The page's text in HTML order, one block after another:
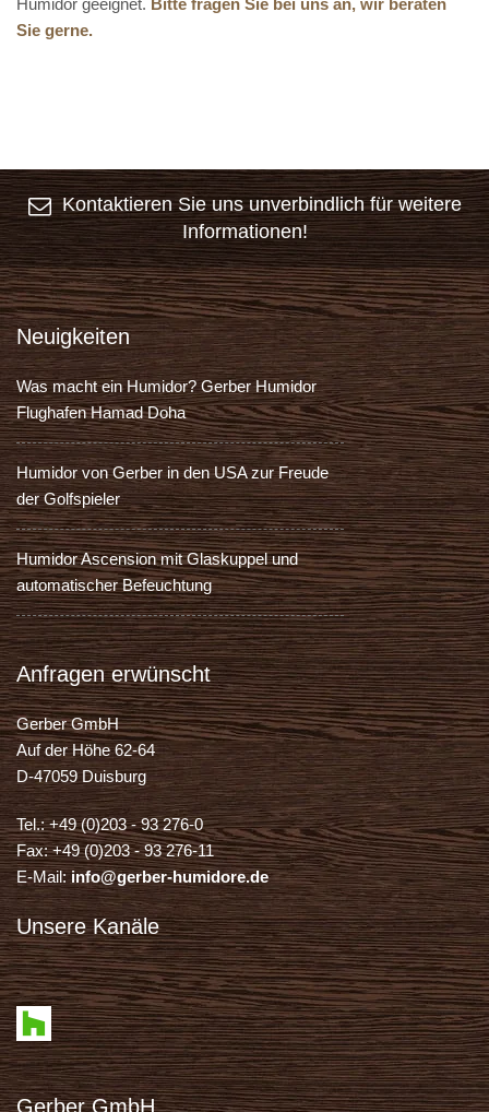
Humidor geeignet. Bitte fragen Sie bei uns an, wir beraten
Sie gerne.
Kontaktieren Sie uns unverbindlich für weitere
Informationen!
Neuigkeiten
Was macht ein Humidor? Gerber Humidor
Flughafen Hamad Doha
Humidor von Gerber in den USA zur Freude
der Golfspieler
Humidor Ascension mit Glaskuppel und
automatischer Befeuchtung
Anfragen erwünscht
Gerber GmbH
Auf der Höhe 62-64
D-47059 Duisburg
Tel.: +49 (0)203 - 93 276-0
Fax: +49 (0)203 - 93 276-11
E-Mail: info@gerber-humidore.de
Unsere Kanäle
Gerber GmbH